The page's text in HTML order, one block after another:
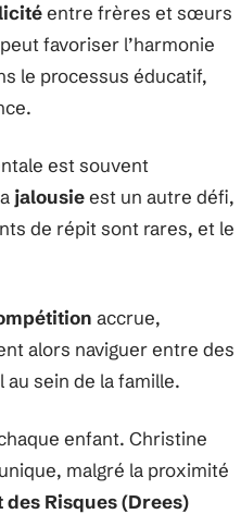
entre frères et sœurs
favoriser l’harmonie
le processus éducatif,
est souvent
jalousieest un autre défi,
de répit sont rares, et le
accrue,
alors naviguer entre des
sein de la famille.
enfant. Christine
malgré la proximité
des Risques (Drees)